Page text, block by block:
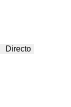
Directo